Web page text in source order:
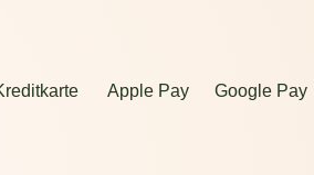
Apple Pay Google Pay